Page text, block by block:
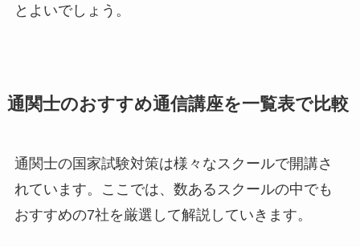
とよいでしょう。
通関士のおすすめ通信講座を一覧表で比較
通関士の国家試験対策は様々なスクールで開講さ
れています。ここでは、数あるスクールの中でも
おすすめの7社を厳選して解説していきます。